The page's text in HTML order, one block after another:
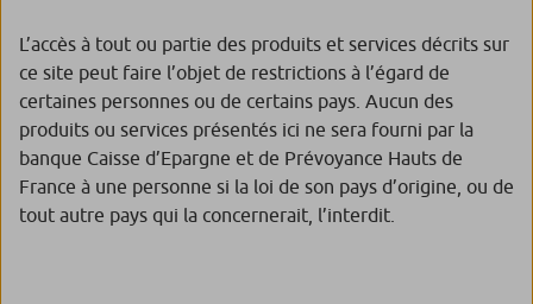
L’accès à tout ou partie des produits et services décrits sur
ce site peut faire l’objet de restrictions à l’égard de
certaines personnes ou de certains pays. Aucun des
produits ou services présentés ici ne sera fourni par la
banque Caisse d’Epargne et de Prévoyance Hauts de
France à une personne si la loi de son pays d’origine, ou de
tout autre pays qui la concernerait, l’interdit.